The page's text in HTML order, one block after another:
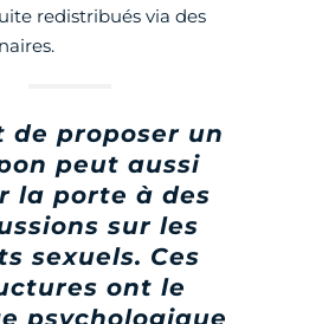
redistribués via des
de proposer un
peut aussi
la porte à des
sur les
sexuels. Ces
ont le
psychologique